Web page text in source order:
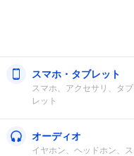
スマホ・タブレット
スマホ、アクセサリ、タブ
レット
オーディオ
イヤホン、ヘッドホン、ス